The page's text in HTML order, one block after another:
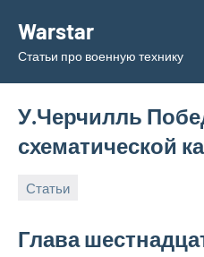
содержимому
Warstar
Статьи про военную технику
У.Черчилль
схематической
Статьи
Глава